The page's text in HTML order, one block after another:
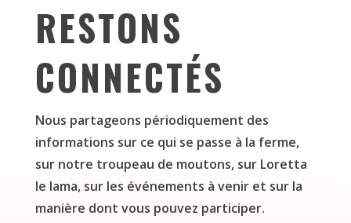
RESTONS
CONNECTÉS
Nous partageons périodiquement des
informations sur ce qui se passe à la ferme,
sur notre troupeau de moutons, sur Loretta
le lama, sur les événements à venir et sur la
manière dont vous pouvez participer.